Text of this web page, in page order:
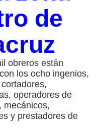
de
obreros están
los ocho ingenios,
operadores de
mecánicos,
y prestadores de